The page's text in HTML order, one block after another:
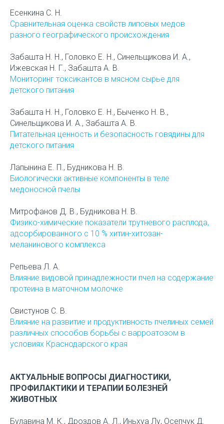
Есенкина С. Н.
Сравнительная оценка свойств липовых медов
разного географического происхождения
Забашта Н. Н., Головко Е. Н., Синельщикова И. А.,
Ижевская Н. Г., Забашта А. В.
Мониторинг токсикантов в мясном сырье для
детского питания
Забашта Н. Н., Головко Е. Н., Быченко Н. В.,
Синельщикова И. А., Забашта А. В.
Питательная ценность и безопасность говядины для
детского питания
Лапынина Е. П., Будникова Н. В.
Биологически активные компоненты в теле
медоносной пчелы
Митрофанов Д. В., Будникова Н. В.
Физико-химические показатели трутневого расплода,
адсорбированного с 10 % хитин-хитозан-
меланинового комплекса
Репьева Л. А.
Влияние видовой принадлежности пчел на содержание
протеина в маточном молочке
Свистунов С. В.
Влияние на развитие и продуктивность пчелиных семей
различных способов борьбы с варроатозом в
условиях Краснодарского края
АКТУАЛЬНЫЕ ВОПРОСЫ ДИАГНОСТИКИ,
ПРОФИЛАКТИКИ И ТЕРАПИИ БОЛЕЗНЕЙ
ЖИВОТНЫХ
Булавина М. К., Дроздов А. Л., Иньхуа Лу, Осепчук Д.